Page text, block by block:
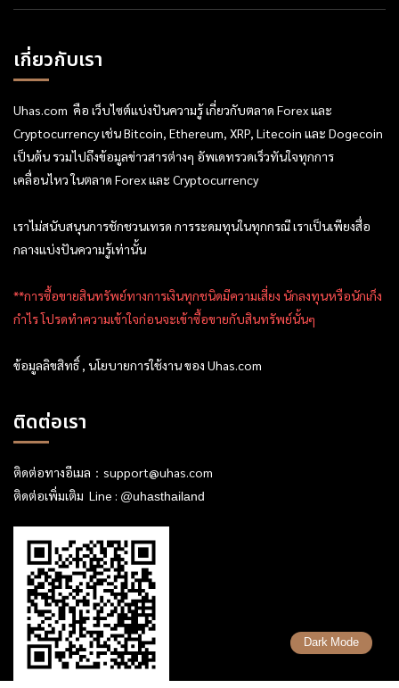
เกี่ยวกับเรา
Uhas.com คือ เว็บไซต์แบ่งปันความรู้ เกี่ยวกับตลาด Forex และ
Cryptocurrency เช่น Bitcoin, Ethereum, XRP, Litecoin และ Dogecoin
เป็นต้น รวมไปถึงข้อมูลข่าวสารต่างๆ อัพเดทรวดเร็วทันใจทุกการ
เคลื่อนไหว ในตลาด Forex และ Cryptocurrency
เราไม่สนับสนุนการชักชวนเทรด การระดมทุนในทุกกรณี เราเป็นเพียงสื่อ
กลางแบ่งปันความรู้เท่านั้น
**การซื้อขายสินทรัพย์ทางการเงินทุกชนิดมีความเสี่ยง นักลงทุนหรือนักเก็ง
กำไร โปรดทำความเข้าใจก่อนจะเข้าซื้อขายกับสินทรัพย์นั้นๆ
ข้อมูลลิขสิทธิ์ , นโยบายการใช้งาน ของ Uhas.com
ติดต่อเรา
ติดต่อทางอีเมล： support@uhas.com
ติดต่อเพิ่มเติม Line : @uhasthailand
Dark Mode